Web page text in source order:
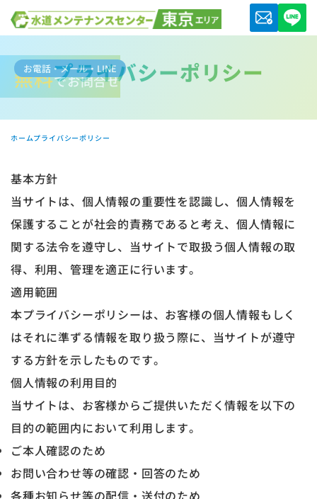
プライバシーポリシー
ホームプライバシーポリシー
基本方針
当サイトは、個人情報の重要性を認識し、個人情報を
保護することが社会的責務であると考え、個人情報に
関する法令を遵守し、当サイトで取扱う個人情報の取
得、利用、管理を適正に行います。
適用範囲
本プライバシーポリシーは、お客様の個人情報もしく
はそれに準ずる情報を取り扱う際に、当サイトが遵守
する方針を示したものです。
個人情報の利用目的
当サイトは、お客様からご提供いただく情報を以下の
目的の範囲内において利用します。
ご本人確認のため
お問い合わせ等の確認・回答のため
各種お知らせ等の配信・送付のため
お電話・メール・LINE
無料でお問合せ